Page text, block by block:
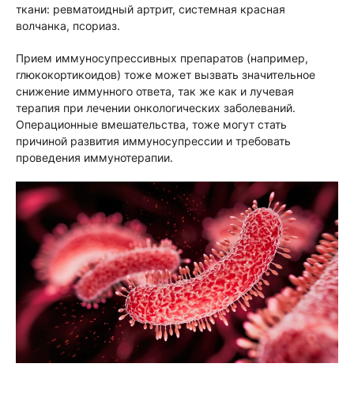
ткани: ревматоидный артрит, системная красная
волчанка, псориаз.
Прием иммуносупрессивных препаратов (например,
глюкокортикоидов) тоже может вызвать значительное
снижение иммунного ответа, так же как и лучевая
терапия при лечении онкологических заболеваний.
Операционные вмешательства, тоже могут стать
причиной развития иммуносупрессии и требовать
проведения иммунотерапии.